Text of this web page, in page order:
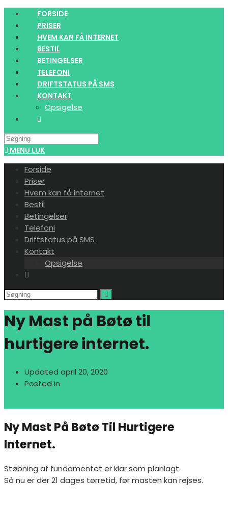
Skip
content
FORSIDE
PRISER
HVEM KAN FÅ INTERNET
BESTIL
BETINGELSER
TELEFONI
DRIFTSTATUS PÅ SMS
KONTAKT
Opsigelse
Search
this
website
MENU LUK
Forside
Priser
Hvem kan få internet
Bestil
Betingelser
Telefoni
Driftstatus på SMS
Kontakt
Opsigelse
Ny Mast på Bøtø til
hurtigere internet.
Updated april 20, 2020
Posted in
Ny Mast På Bøtø Til Hurtigere
Internet.
Støbning af fundamentet er klar som planlagt.
Så nu er der 21 dages tørretid, før masten kan rejses.